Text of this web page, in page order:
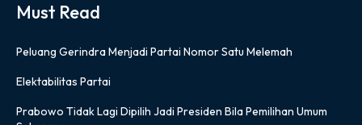
Must Read
Peluang Gerindra Menjadi Partai Nomor Satu Melemah
Elektabilitas Partai
Prabowo Tidak Lagi Dipilih Jadi Presiden Bila Pemilihan Umum